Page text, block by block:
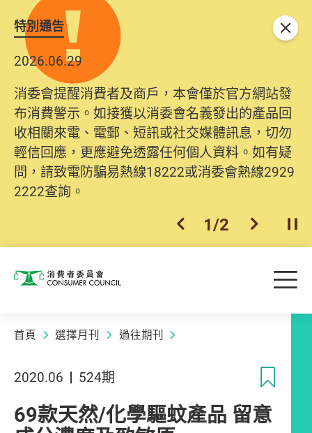
特別通告
2026.06.29
消委會提醒消費者及商戶，本會僅於官方網站發
布消費警示。如接獲以消委會名義發出的產品回
收相關來電、電郵、短訊或社交媒體訊息，切勿
輕信回應，更應避免透露任何個人資料。如有疑
問，請致電防騙易熱線18222或消委會熱線2929
2222查詢。
上一個
1/2 下一個開
關閉
消費者委員會 目
首頁 選擇月刊 過往期刊
2020.06 524期
69款天然/化學驅蚊產品 留意